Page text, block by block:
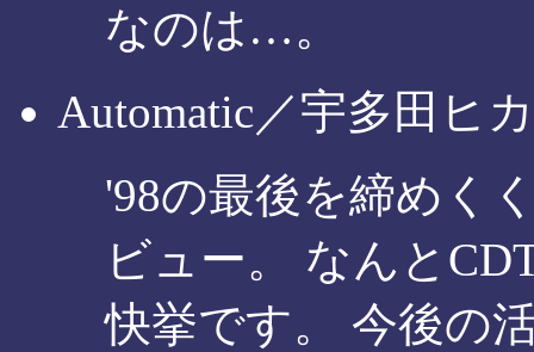
なのは…。
Automatic／宇多田ヒ
'98の最後を締めく
ビュー。 なんと
快挙です。 今後の